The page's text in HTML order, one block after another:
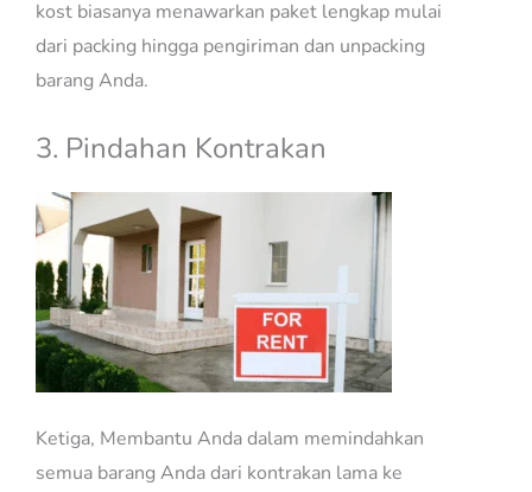
kost biasanya menawarkan paket lengkap mulai
dari packing hingga pengiriman dan unpacking
barang Anda.
3. Pindahan Kontrakan
Ketiga, Membantu Anda dalam memindahkan
semua barang Anda dari kontrakan lama ke